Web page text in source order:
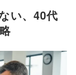
い、40代